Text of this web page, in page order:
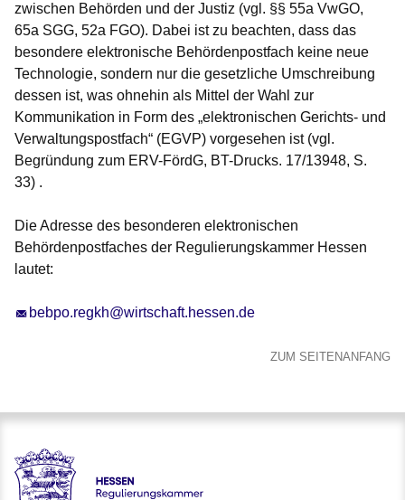
zwischen Behörden und der Justiz (vgl. §§ 55a VwGO,
65a SGG, 52a FGO). Dabei ist zu beachten, dass das
besondere elektronische Behördenpostfach keine neue
Technologie, sondern nur die gesetzliche Umschreibung
dessen ist, was ohnehin als Mittel der Wahl zur
Kommunikation in Form des „elektronischen Gerichts- und
Verwaltungspostfach“ (EGVP) vorgesehen ist (vgl.
Begründung zum ERV-FördG, BT-Drucks. 17/13948, S.
33) .
Die Adresse des besonderen elektronischen
Behördenpostfaches der Regulierungskammer Hessen
lautet:
bebpo.regkh@wirtschaft.hessen.de
ZUM SEITENANFANG